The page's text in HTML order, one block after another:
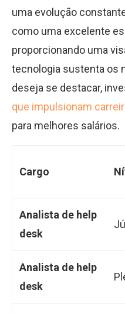
uma evolução
como uma excelente
proporcionando uma
tecnologia sustenta os
deseja se destacar,
que impulsionam
para melhores salários.
Cargo
Analista de help
desk
Analista de help
desk